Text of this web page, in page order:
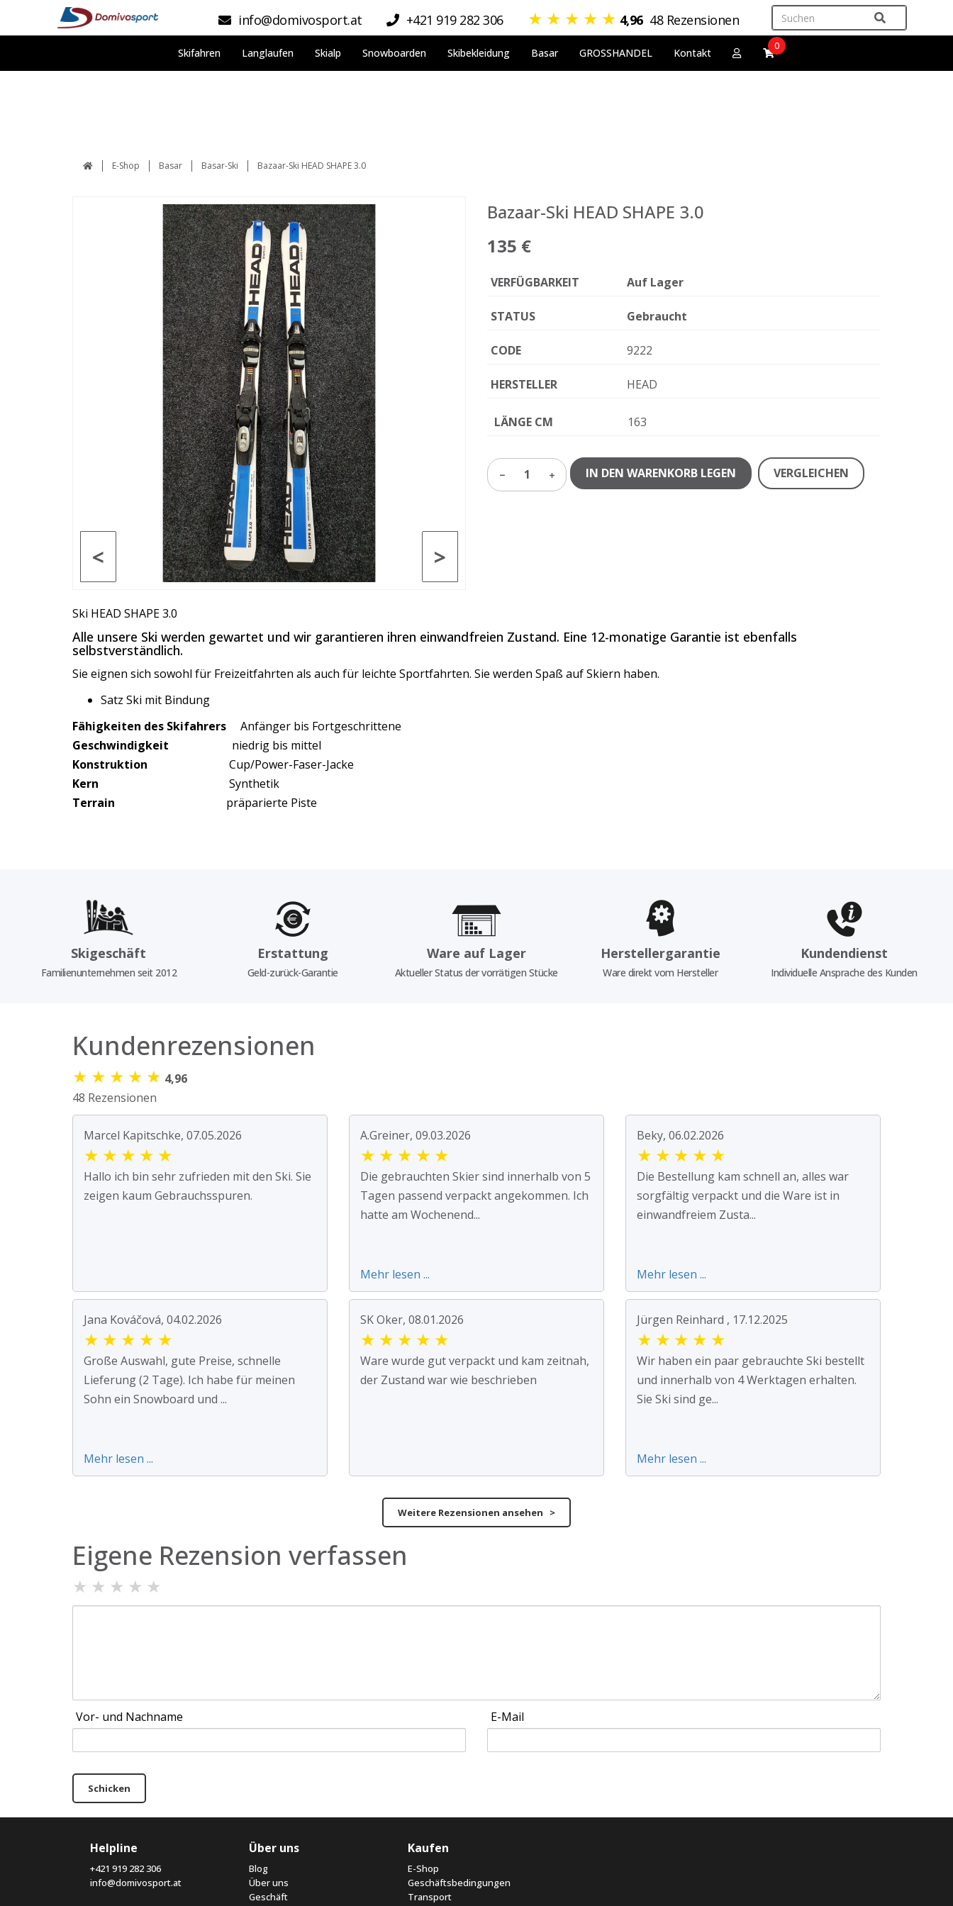
info@domivosport.at +421 919 282 306 ★ ★ ★ ★ ★ 4,96 48 Rezensionen
Skifahren Langlaufen Skialp Snowboarden Skibekleidung Basar GROSSHANDEL Kontakt
0
E-Shop Basar Basar-Ski Bazaar-Ski HEAD SHAPE 3.0
>
<
Bazaar-Ski HEAD SHAPE 3.0
135 €
VERFÜGBARKEIT Auf Lager
STATUS Gebraucht
CODE 9222
HERSTELLER HEAD
LÄNGE CM 163
1 IN DEN WARENKORB LEGEN VERGLEICHEN
Ski HEAD SHAPE 3.0
Alle unsere Ski werden gewartet und wir garantieren ihren einwandfreien Zustand. Eine 12-monatige Garantie ist ebenfalls
selbstverständlich.
Sie eignen sich sowohl für Freizeitfahrten als auch für leichte Sportfahrten. Sie werden Spaß auf Skiern haben.
Satz Ski mit Bindung
Fähigkeiten des Skifahrers Anfänger bis Fortgeschrittene
Geschwindigkeit
niedrig bis mittel
Konstruktion
Cup/Power-Faser-Jacke
Kern
Synthetik
Terrain
präparierte Piste
Skigeschäft
Familienunternehmen seit 2012
Erstattung
Geld-zurück-Garantie
Ware auf Lager
Aktueller Status der vorrätigen Stücke
Herstellergarantie
Ware direkt vom Hersteller
Kundendienst
Individuelle Ansprache des Kunden
Kundenrezensionen
★ ★ ★ ★ ★ 4,96
48 Rezensionen
Marcel Kapitschke, 07.05.2026
★ ★ ★ ★ ★
Hallo ich bin sehr zufrieden mit den Ski. Sie
zeigen kaum Gebrauchsspuren.
A.Greiner, 09.03.2026
★ ★ ★ ★ ★
Die gebrauchten Skier sind innerhalb von 5
Tagen passend verpackt angekommen. Ich
hatte am Wochenend...
Mehr lesen ...
Beky, 06.02.2026
★ ★ ★ ★ ★
Die Bestellung kam schnell an, alles war
sorgfältig verpackt und die Ware ist in
einwandfreiem Zusta...
Mehr lesen ...
Jana Kováčová, 04.02.2026
★ ★ ★ ★ ★
Große Auswahl, gute Preise, schnelle
Lieferung (2 Tage). Ich habe für meinen
Sohn ein Snowboard und ...
Mehr lesen ...
SK Oker, 08.01.2026
★ ★ ★ ★ ★
Ware wurde gut verpackt und kam zeitnah,
der Zustand war wie beschrieben
Jürgen Reinhard , 17.12.2025
★ ★ ★ ★ ★
Wir haben ein paar gebrauchte Ski bestellt
und innerhalb von 4 Werktagen erhalten.
Sie Ski sind ge...
Mehr lesen ...
Weitere Rezensionen ansehen >
Eigene Rezension verfassen
★ ★ ★ ★ ★
Vor- und Nachname E-Mail
Schicken
Helpline
+421 919 282 306
info@domivosport.at
Über uns
Blog
Über uns
Geschäft
Kaufen
E-Shop
Geschäftsbedingungen
Transport